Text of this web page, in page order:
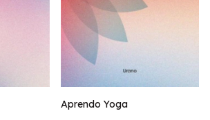
Aprendo Yoga